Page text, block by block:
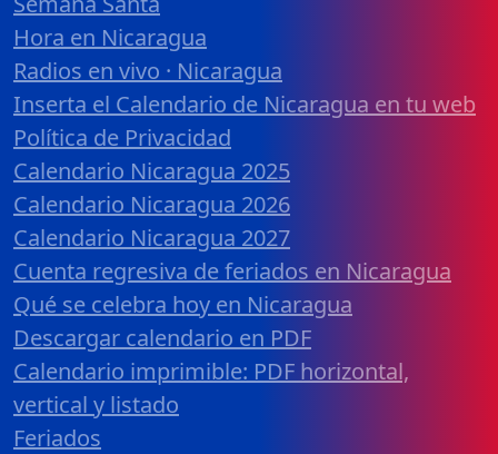
Hora en Nicaragua
Radios en vivo · Nicaragua
Inserta el Calendario de Nicaragua en tu web
Política de Privacidad
Calendario Nicaragua 2025
Calendario Nicaragua 2026
Calendario Nicaragua 2027
Cuenta regresiva de feriados en Nicaragua
Qué se celebra hoy en Nicaragua
Descargar calendario en PDF
Calendario imprimible: PDF horizontal,
vertical y listado
Feriados